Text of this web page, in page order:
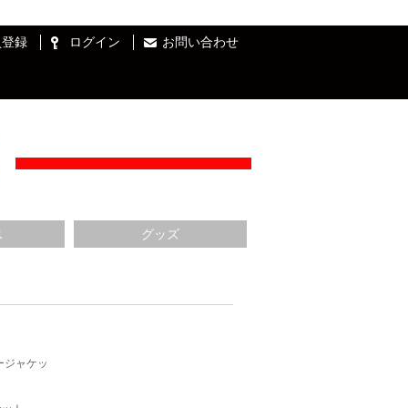
録 ログイン お問い合わせ
グッズ
ジャケッ